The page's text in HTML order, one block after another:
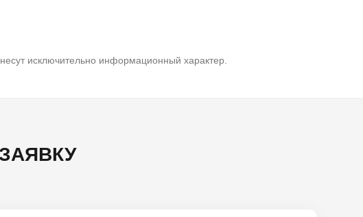
исключительно информационный характер.